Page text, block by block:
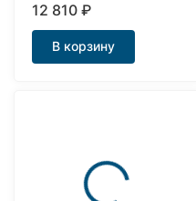
12 810₽
В корзину